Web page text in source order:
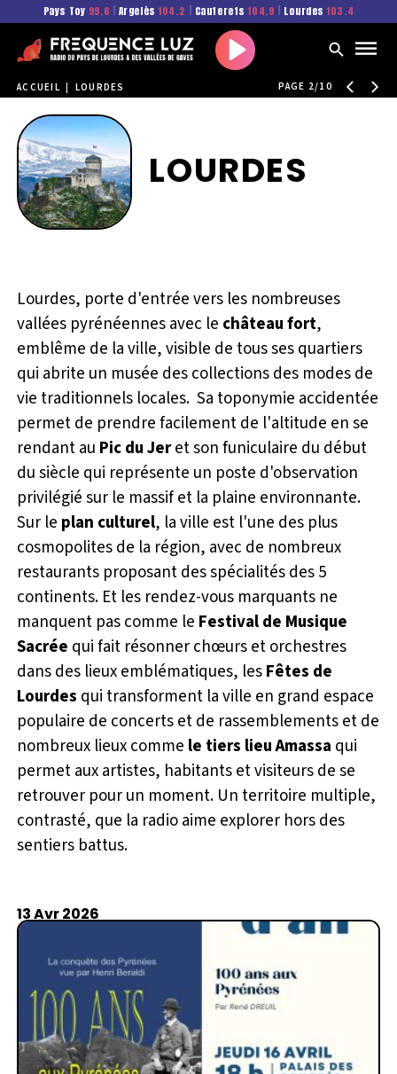
Pays Toy 99.6 Argelès 104.2 Cauterets 104.9 Lourdes 103.4
Play
ACCUEIL LOURDES PAGE 2/10
LOURDES
Lourdes, porte d'entrée vers les nombreuses
vallées pyrénéennes avec le château fort,
emblême de la ville, visible de tous ses quartiers
qui abrite un musée des collections des modes de
vie traditionnels locales. Sa toponymie accidentée
permet de prendre facilement de l'altitude en se
rendant au Pic du Jeret son funiculaire du début
du siècle qui représente un poste d'observation
privilégié sur le massif et la plaine environnante.
Sur le plan culturel, la ville est l'une des plus
cosmopolites de la région, avec de nombreux
restaurants proposant des spécialités des 5
continents. Et les rendez-vous marquants ne
manquent pas comme le Festival de Musique
Sacrée qui fait résonner chœurs et orchestres
dans des lieux emblématiques, lesFêtes de
Lourdes qui transforment la ville en grand espace
populaire de concerts et de rassemblements et de
nombreux lieux comme le tiers lieuAmassa qui
permet aux artistes, habitants et visiteurs de se
retrouver pour un moment. Un territoire multiple,
contrasté, que la radio aime explorer hors des
sentiers battus.
13 Avr 2026